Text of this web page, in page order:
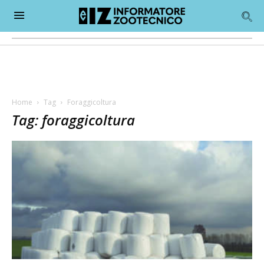
Home Tag Foraggicoltura
Tag: foraggicoltura